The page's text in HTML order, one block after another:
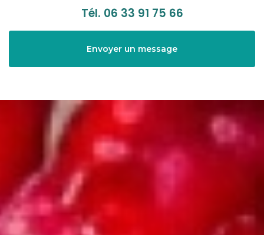
Tél. 06 33 91 75 66
Envoyer un message